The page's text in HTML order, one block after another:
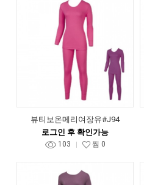
뷰티보온메리여장유#J94
로그인 후 확인가능
103 찜 0